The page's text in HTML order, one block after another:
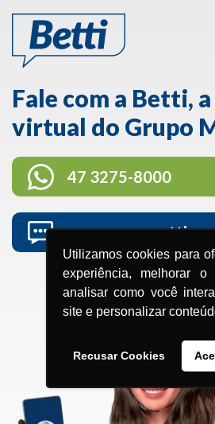
Utilizamos cookies para
experiência, melhorar o
analisar como você
site e personalizar
Recusar Cookies
Fale com a Betti,
virtual do Grupo
47 3275-8000